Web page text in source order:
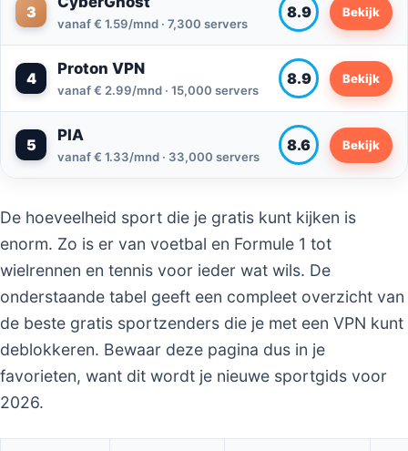
3
vanaf € 1.59/mnd · 7,300 servers
8.9 Bekijk
4
Proton VPN
vanaf € 2.99/mnd · 15,000 servers
8.9 Bekijk
5
PIA
vanaf € 1.33/mnd · 33,000 servers
8.6 Bekijk
De hoeveelheid sport die je gratis kunt kijken is
enorm. Zo is er van voetbal en Formule 1 tot
wielrennen en tennis voor ieder wat wils. De
onderstaande tabel geeft een compleet overzicht van
de beste gratis sportzenders die je met een VPN kunt
deblokkeren. Bewaar deze pagina dus in je
favorieten, want dit wordt je nieuwe sportgids voor
2026.